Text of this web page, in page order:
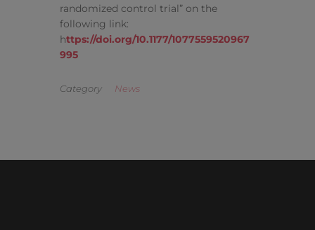
randomized control trial” on the
following link:
https://doi.org/10.1177/1077559520967
995
Category News